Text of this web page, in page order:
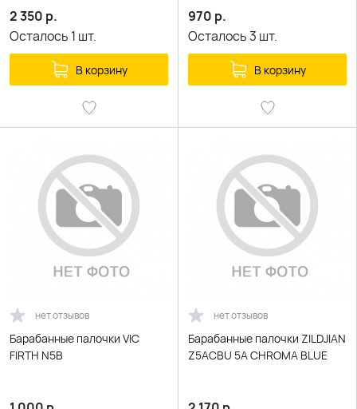
2 350 р.
Осталось 1 шт.
В корзину
970 р.
Осталось3 шт.
В корзину
нет отзывов
Барабанные палочки VIC
FIRTH N5B
нет отзывов
Барабанные палочки ZILDJIAN
Z5ACBU 5A CHROMA BLUE